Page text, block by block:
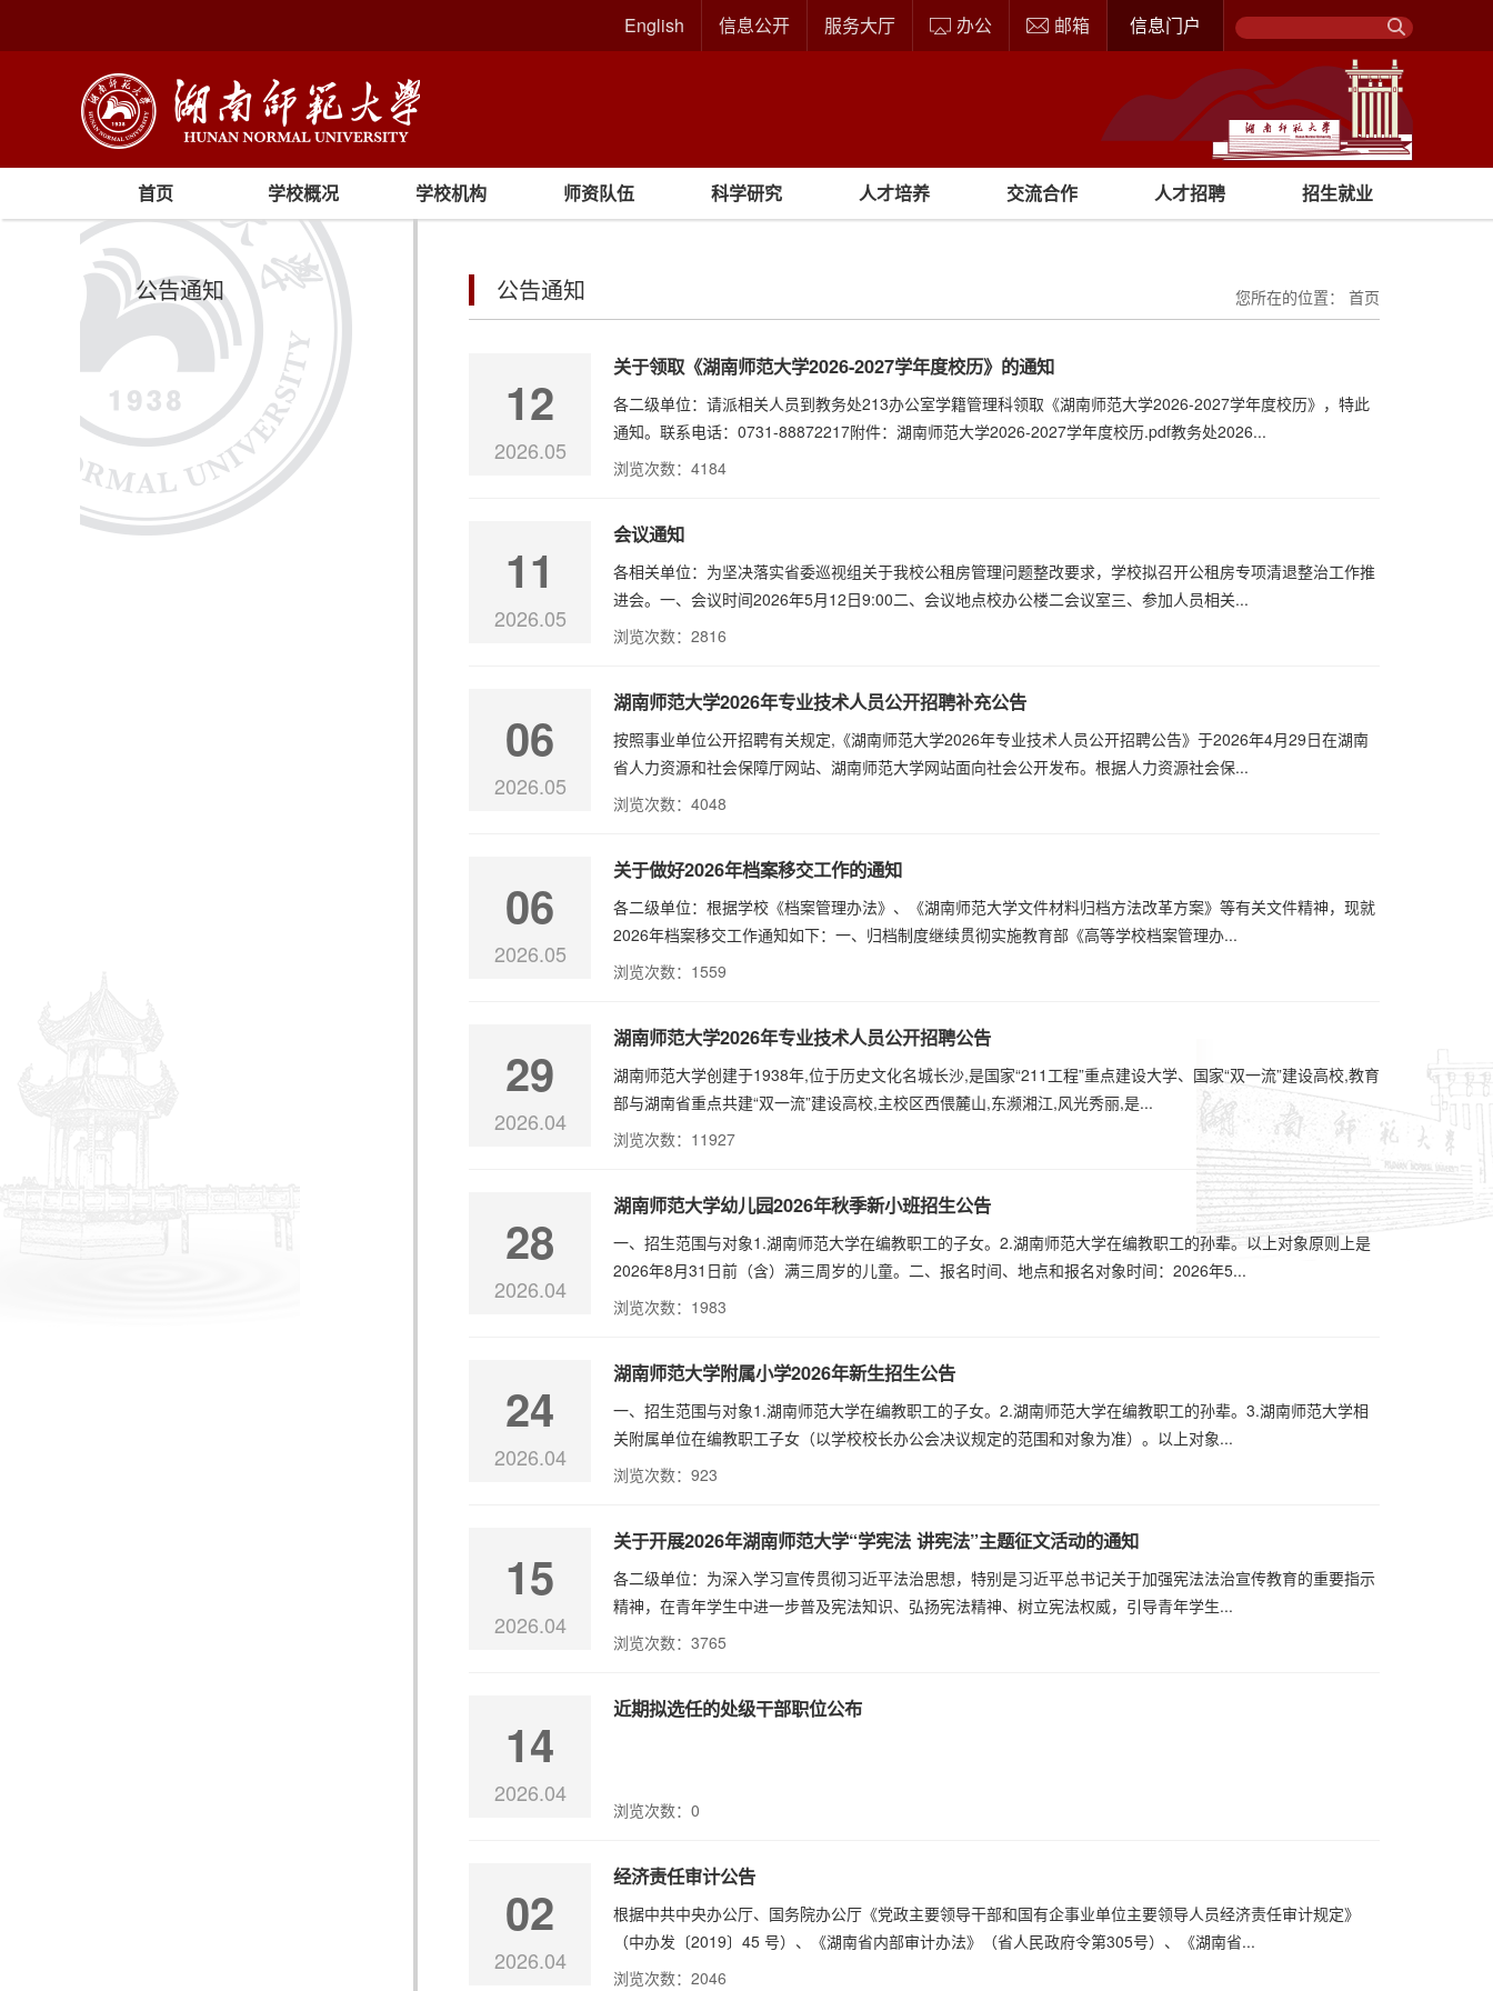
English 信息公开 服务大厅 办公 邮箱 信息门户
首页 学校概况 学校机构 师资队伍 科学研究 人才培养 交流合作 人才招聘 招生就业
公告通知 您所在的位置： 首页
公告通知
12
2026.05
关于领取《湖南师范大学2026-2027学年度校历》的通知
各二级单位：请派相关人员到教务处213办公室学籍管理科领取《湖南师范大学2026-2027学年度校历》，特此
通知。联系电话：0731-88872217附件：湖南师范大学2026-2027学年度校历.pdf教务处2026...
浏览次数： 4184
11
2026.05
会议通知
各相关单位：为坚决落实省委巡视组关于我校公租房管理问题整改要求，学校拟召开公租房专项清退整治工作推
进会。一、会议时间2026年5月12日9:00二、会议地点校办公楼二会议室三、参加人员相关...
浏览次数： 2816
06
2026.05
湖南师范大学2026年专业技术人员公开招聘补充公告
按照事业单位公开招聘有关规定,《湖南师范大学2026年专业技术人员公开招聘公告》于2026年4月29日在湖南
省人力资源和社会保障厅网站、湖南师范大学网站面向社会公开发布。根据人力资源社会保...
浏览次数： 4048
06
2026.05
关于做好2026年档案移交工作的通知
各二级单位：根据学校《档案管理办法》、《湖南师范大学文件材料归档方法改革方案》等有关文件精神，现就
2026年档案移交工作通知如下：一、归档制度继续贯彻实施教育部《高等学校档案管理办...
浏览次数： 1559
29
2026.04
湖南师范大学2026年专业技术人员公开招聘公告
湖南师范大学创建于1938年,位于历史文化名城长沙,是国家“211工程”重点建设大学、国家“双一流”建设高校,教育
部与湖南省重点共建“双一流”建设高校,主校区西偎麓山,东濒湘江,风光秀丽,是...
浏览次数： 11927
28
2026.04
湖南师范大学幼儿园2026年秋季新小班招生公告
一、招生范围与对象1.湖南师范大学在编教职工的子女。2.湖南师范大学在编教职工的孙辈。以上对象原则上是
2026年8月31日前（含）满三周岁的儿童。二、报名时间、地点和报名对象时间：2026年5...
浏览次数： 1983
24
2026.04
湖南师范大学附属小学2026年新生招生公告
一、招生范围与对象1.湖南师范大学在编教职工的子女。2.湖南师范大学在编教职工的孙辈。3.湖南师范大学相
关附属单位在编教职工子女（以学校校长办公会决议规定的范围和对象为准）。以上对象...
浏览次数： 923
15
2026.04
关于开展2026年湖南师范大学“学宪法 讲宪法”主题征文活动的通知
各二级单位：为深入学习宣传贯彻习近平法治思想，特别是习近平总书记关于加强宪法法治宣传教育的重要指示
精神，在青年学生中进一步普及宪法知识、弘扬宪法精神、树立宪法权威，引导青年学生...
浏览次数： 3765
14
2026.04
近期拟选任的处级干部职位公布
浏览次数： 0
02
2026.04
经济责任审计公告
根据中共中央办公厅、国务院办公厅《党政主要领导干部和国有企事业单位主要领导人员经济责任审计规定》
（中办发〔2019〕45 号）、《湖南省内部审计办法》（省人民政府令第305号）、《湖南省...
浏览次数： 2046